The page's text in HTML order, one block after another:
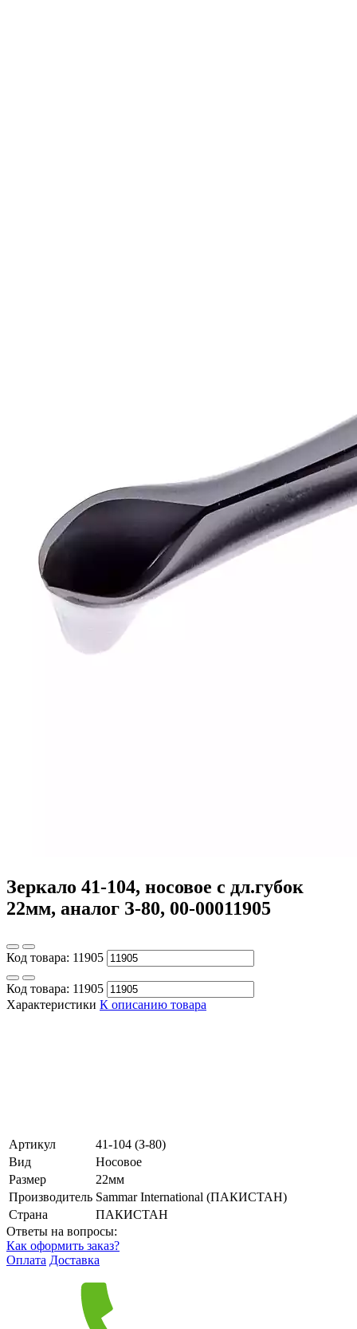
Зеркало 41-104, носовое с дл.губок
22мм, аналог З-80, 00-00011905
Код товара: 11905
Код товара: 11905
Характеристики К описанию товара
Артикул
41-104 (З-80)
Вид
Носовое
Размер
22мм
Производитель Sammar International (ПАКИСТАН)
Страна
ПАКИСТАН
Ответы на вопросы:
Как оформить заказ?
Оплата Доставка